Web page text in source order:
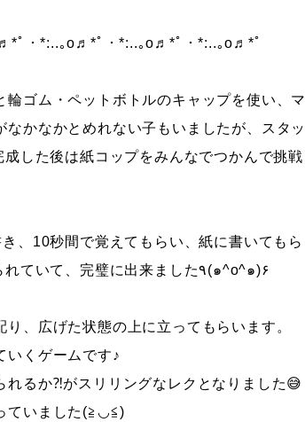
ﾟ・*:..｡o♬*ﾟ・*:..｡o♬*ﾟ・*:..｡o♬*ﾟ
輪ゴム・ペットボトルのキャップを使い、マ
した後は紙コップをみんなでつかんで挑戦
、10秒間で覚えてもらい、紙に書いてもら
いました ٩(ˊᗜˋ*)و みんな真剣な表情で考えて♪ 覚えられていて、完璧に出来ました٩(๑^o^๑)۶
、広げた状態の上に立ってもらいます。
いくゲームです♪
るか⁈がスリリングなレクとなりました😅
ていました(≧◡≦)